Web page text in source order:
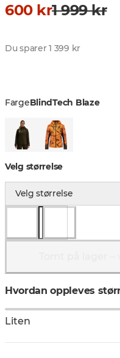
600 kr1 999 kr
Du sparer 1 399 kr
FargeBlindTech Blaze
Velg størrelse
Velg størrelse
Hvordan oppleves
Liten